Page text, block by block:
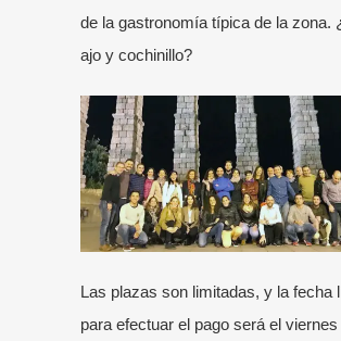
de la gastronomía típica de la zona.
ajo y cochinillo?
Las plazas son limitadas, y la fecha
para efectuar el pago será el